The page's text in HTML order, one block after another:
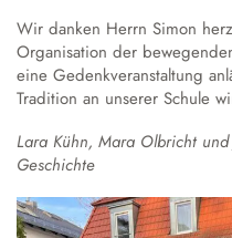
Wir danken Herrn Simon
Organisation der
eine Gedenkveranstaltung
Tradition an unserer Schule
Lara Kühn, Mara Olbricht
Geschichte